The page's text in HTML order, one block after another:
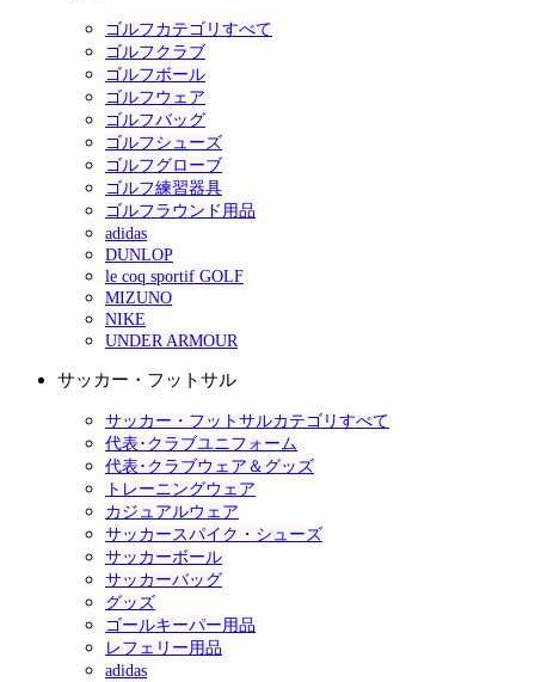
ゴルフカテゴリすべて
ゴルフクラブ
ゴルフボール
ゴルフウェア
ゴルフバッグ
ゴルフシューズ
ゴルフグローブ
ゴルフ練習器具
ゴルフラウンド用品
adidas
DUNLOP
le coq sportif GOLF
MIZUNO
NIKE
UNDER ARMOUR
サッカー・フットサル
サッカー・フットサルカテゴリすべて
代表･クラブユニフォーム
代表･クラブウェア＆グッズ
トレーニングウェア
カジュアルウェア
サッカースパイク・シューズ
サッカーボール
サッカーバッグ
グッズ
ゴールキーパー用品
レフェリー用品
adidas